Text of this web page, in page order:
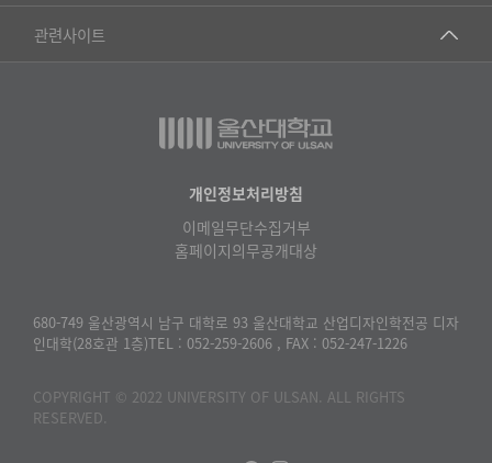
▷일본어·일본학과
▷프랑스어·프랑스학과
▷사회과학부
ㆍ행정학전공
공학교육혁신센터
물리BK 미래혁신응집물질물리인재교육연구단
미래기술혁신융합형인재양성센터
반구대암각화유적보존연구소
보육교사교육원
관련사이트
건강가정지원센터
교수협의회
온라인 기술거래 플랫폼
울산대학교 총동문회
캠퍼스안전관리
개인정보처리방침
이메일무단수집거부
홈페이지의무공개대상
680-749 울산광역시 남구 대학로 93 울산대학교 산업디자인학전공 디자
인대학(28호관 1층)TEL : 052-259-2606 , FAX : 052-247-1226
COPYRIGHT © 2022 UNIVERSITY OF ULSAN. ALL RIGHTS
RESERVED.